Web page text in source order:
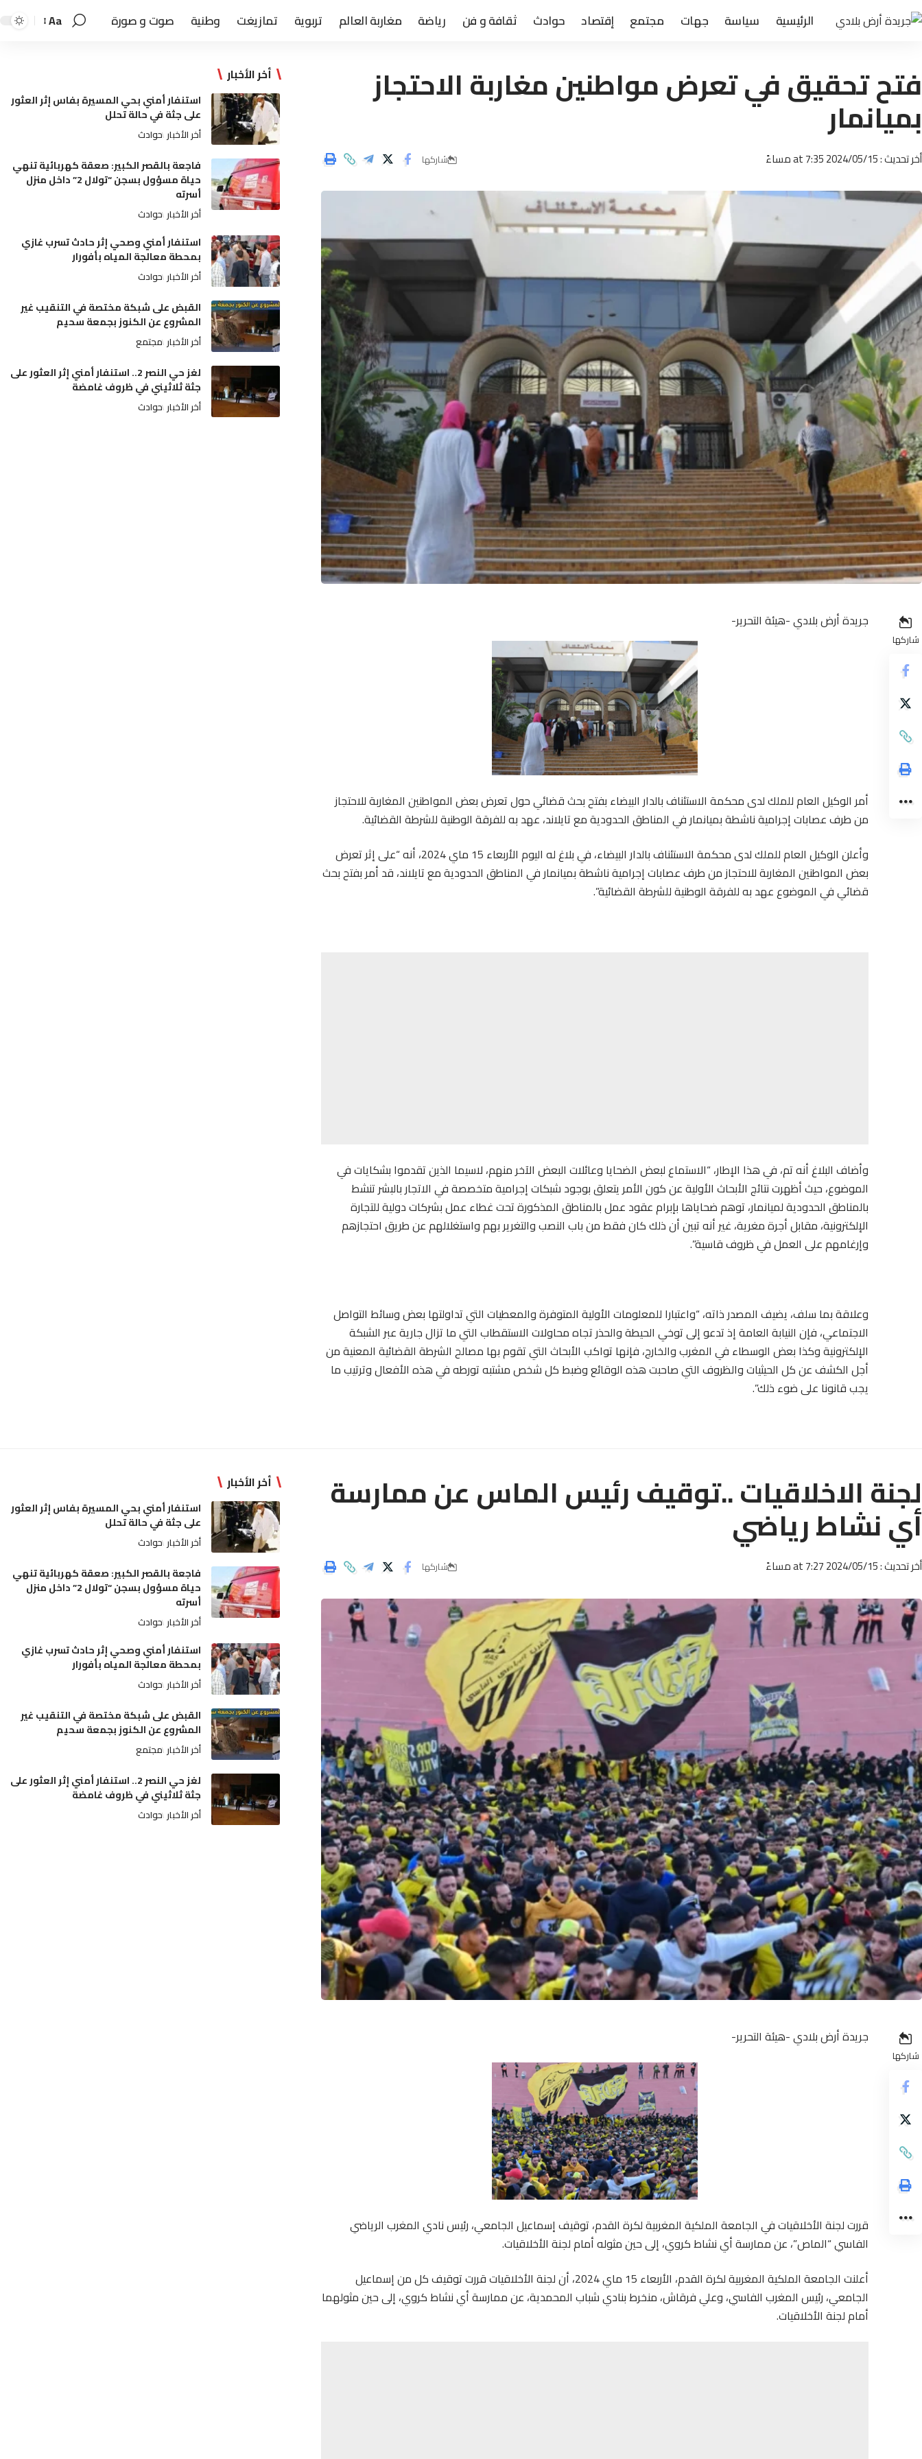
الرئيسية سياسة جهات مجتمع إقتصاد حوادث ثقافة و فن رياضة مغاربة العالم تربوية تمازيغت وطنية صوت و صورة Aa
فتح تحقيق في تعرض مواطنين مغاربة الاحتجاز
بميانمار
أخر تحديث : 2024/05/15 at 7:35 مساءً شاركها
شاركها
جريدة أرض بلادي -هيئة التحرير-
أمر الوكيل العام للملك لدى محكمة الاستئناف بالدار البيضاء بفتح بحث قضائي حول تعرض بعض المواطنين المغاربة للاحتجاز
من طرف عصابات إجرامية ناشطة بميانمار في المناطق الحدودية مع تايلاند، عهد به للفرقة الوطنية للشرطة القضائية.
وأعلن الوكيل العام للملك لدى محكمة الاستئناف بالدار البيضاء، في بلاغ له اليوم الأربعاء 15 ماي 2024، أنه “على إثر تعرض
بعض المواطنين المغاربة للاحتجاز من طرف عصابات إجرامية ناشطة بميانمار في المناطق الحدودية مع تايلاند، قد أمر بفتح بحث
قضائي في الموضوع عهد به للفرقة الوطنية للشرطة القضائية”.
وأضاف البلاغ أنه تم، في هذا الإطار، “الاستماع لبعض الضحايا وعائلات البعض الآخر منهم، لاسيما الذين تقدموا بشكايات في
الموضوع، حيث أظهرت نتائج الأبحاث الأولية عن كون الأمر يتعلق بوجود شبكات إجرامية متخصصة في الاتجار بالبشر تنشط
بالمناطق الحدودية لميانمار، توهم ضحاياها بإبرام عقود عمل بالمناطق المذكورة تحت غطاء عمل بشركات دولية للتجارة
الإلكترونية، مقابل أجرة مغرية، غير أنه تبين أن ذلك كان فقط من باب النصب والتغرير بهم واستغلالهم عن طريق احتجازهم
وإرغامهم على العمل في ظروف قاسية”.
وعلاقة بما سلف، يضيف المصدر ذاته، “واعتبارا للمعلومات الأولية المتوفرة والمعطيات التي تداولتها بعض وسائط التواصل
الاجتماعي، فإن النيابة العامة إذ تدعو إلى توخي الحيطة والحذر تجاه محاولات الاستقطاب التي ما تزال جارية عبر الشبكة
الإلكترونية وكذا بعض الوسطاء في المغرب والخارج، فإنها تواكب الأبحاث التي تقوم بها مصالح الشرطة القضائية المعنية من
أجل الكشف عن كل الحيثيات والظروف التي صاحبت هذه الوقائع وضبط كل شخص مشتبه تورطه في هذه الأفعال وترتيب ما
يجب قانونا على ضوء ذلك”.
أخر الأخبار
استنفار أمني بحي المسيرة بفاس إثر العثور
على جثة في حالة تحلل
أخر الأخبار حوادث
فاجعة بالقصر الكبير: صعقة كهربائية تنهي
حياة مسؤول بسجن “تولال 2” داخل منزل
أسرته
أخر الأخبار حوادث
استنفار أمني وصحي إثر حادث تسرب غازي
بمحطة معالجة المياه بأفورار
أخر الأخبار حوادث
القبض على شبكة مختصة في التنقيب غير
المشروع عن الكنوز بجمعة سحيم
أخر الأخبار مجتمع
لغز حي النصر 2.. استنفار أمني إثر العثور على
جثة ثلاثيني في ظروف غامضة
أخر الأخبار حوادث
لجنة الاخلاقيات ..توقيف رئيس الماس عن ممارسة
أي نشاط رياضي
أخر تحديث : 2024/05/15 at 7:27 مساءً شاركها
شاركها
جريدة أرض بلادي -هيئة التحرير-
قررت لجنة الأخلاقيات في الجامعة الملكية المغربية لكرة القدم، توقيف إسماعيل الجامعي، رئيس نادي المغرب الرياضي
الفاسي “الماص”، عن ممارسة أي نشاط كروي، إلى حين مثوله أمام لجنة الأخلاقيات.
أعلنت الجامعة الملكية المغربية لكرة القدم، الأربعاء 15 ماي 2024، أن لجنة الأخلاقيات قررت توقيف كل من إسماعيل
الجامعي، رئيس المغرب الفاسي، وعلي فرقاش، منخرط بنادي شباب المحمدية، عن ممارسة أي نشاط كروي، إلى حين مثولهما
أمام لجنة الأخلاقيات.
أخر الأخبار
استنفار أمني بحي المسيرة بفاس إثر العثور
على جثة في حالة تحلل
أخر الأخبار حوادث
فاجعة بالقصر الكبير: صعقة كهربائية تنهي
حياة مسؤول بسجن “تولال 2” داخل منزل
أسرته
أخر الأخبار حوادث
استنفار أمني وصحي إثر حادث تسرب غازي
بمحطة معالجة المياه بأفورار
أخر الأخبار حوادث
القبض على شبكة مختصة في التنقيب غير
المشروع عن الكنوز بجمعة سحيم
أخر الأخبار مجتمع
لغز حي النصر 2.. استنفار أمني إثر العثور على
جثة ثلاثيني في ظروف غامضة
أخر الأخبار حوادث